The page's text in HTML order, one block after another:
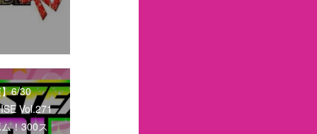
6/30
Vol.271
！300ス